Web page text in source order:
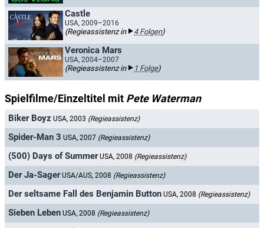
Castle
USA, 2009–2016
(Regieassistenz in 4 Folgen)
Veronica Mars
USA, 2004–2007
(Regieassistenz in 1 Folge)
Spielfilme/Einzeltitel mit Pete Waterman
Biker Boyz USA, 2003 (Regieassistenz)
Spider-Man 3 USA, 2007 (Regieassistenz)
(500) Days of Summer USA, 2008 (Regieassistenz)
Der Ja-Sager USA/AUS, 2008 (Regieassistenz)
Der seltsame Fall des Benjamin Button USA, 2008 (Regieassistenz)
Sieben Leben USA, 2008 (Regieassistenz)